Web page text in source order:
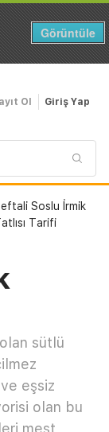
Görüntüle
Ol Giriş Yap
Soslu İrmik
Tarifi
sütlü
eşsiz
olan bu
mest